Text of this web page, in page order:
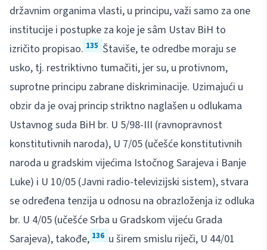
državnim organima vlasti, u principu, važi samo za one
institucije i postupke za koje je sâm Ustav BiH to
izričito propisao. 135 Štaviše, te odredbe moraju se
usko, tj. restriktivno tumačiti, jer su, u protivnom,
suprotne principu zabrane diskriminacije. Uzimajući u
obzir da je ovaj princip striktno naglašen u odlukama
Ustavnog suda BiH br. U 5/98-III (ravnopravnost
konstitutivnih naroda), U 7/05 (učešće konstitutivnih
naroda u gradskim vijećima Istočnog Sarajeva i Banje
Luke) i U 10/05 (Javni radio-televizijski sistem), stvara
se određena tenzija u odnosu na obrazloženja iz odluka
br. U 4/05 (učešće Srba u Gradskom vijeću Grada
Sarajeva), takođe, 136 u širem smislu riječi, U 44/01